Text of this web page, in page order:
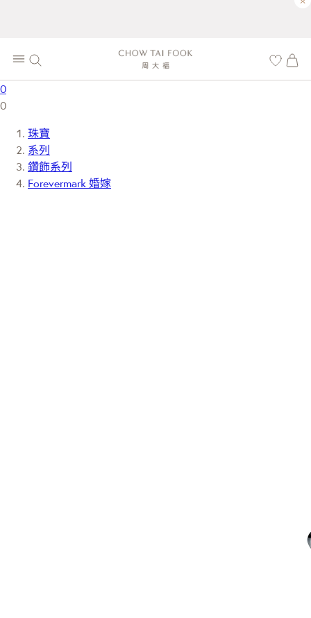
0
0
珠寶
系列
鑽飾系列
Forevermark 婚嫁